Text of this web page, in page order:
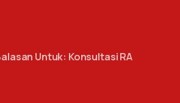
Untuk: Konsultasi RA